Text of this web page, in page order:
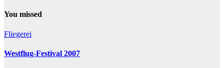
You missed
Fliegerei
Westflug-Festival 2007